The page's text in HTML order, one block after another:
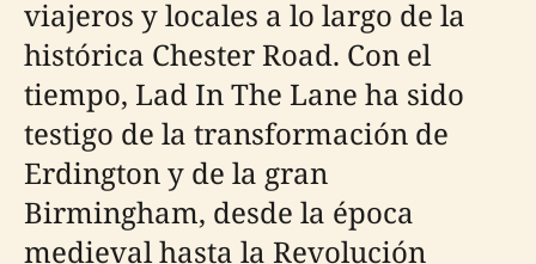
viajeros y locales a lo largo de la
histórica Chester Road. Con el
tiempo, Lad In The Lane ha sido
testigo de la transformación de
Erdington y de la gran
Birmingham, desde la época
medieval hasta la Revolución